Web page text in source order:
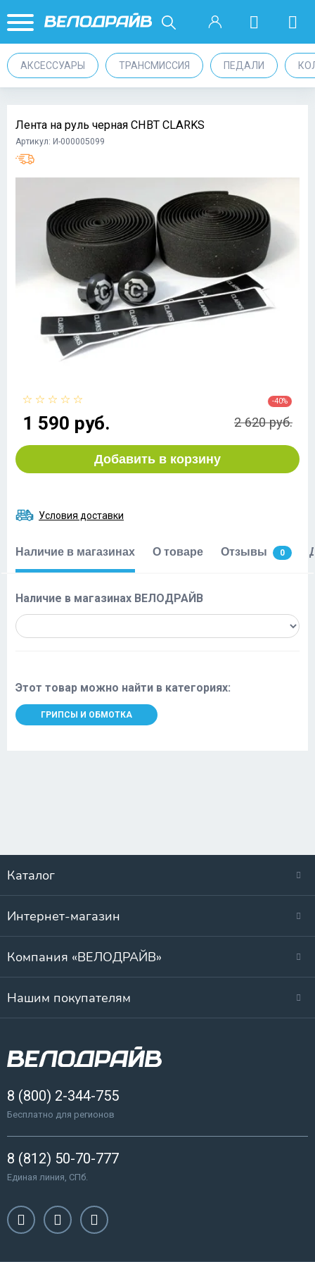
АКСЕССУАРЫ ТРАНСМИССИЯ ПЕДАЛИ
Лента на руль черная CHBT CLARKS
Артикул: И-000005099
1 590 руб.
-40%
2 620 руб.
Добавить в корзину
Условия доставки
Наличие в магазинах О товаре Отзывы 0
Наличие в магазинах ВЕЛОДРАЙВ
Этот товар можно найти в категориях:
ГРИПСЫ И ОБМОТКА
Каталог
Интернет-магазин
Компания «ВЕЛОДРАЙВ»
Нашим покупателям
8 (800) 2-344-755
Бесплатно для регионов
8 (812) 50-70-777
Единая линия, СПб.